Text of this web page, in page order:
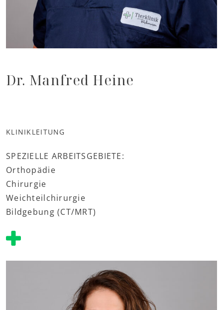
Dr. Manfred Heine
KLINIKLEITUNG
SPEZIELLE ARBEITSGEBIETE:
Orthopädie
Chirurgie
Weichteilchirurgie
Bildgebung (CT/MRT)